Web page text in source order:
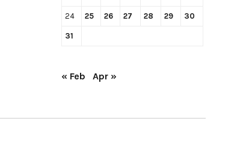
24 25 26 27 28 29 30
31
« Feb Apr »